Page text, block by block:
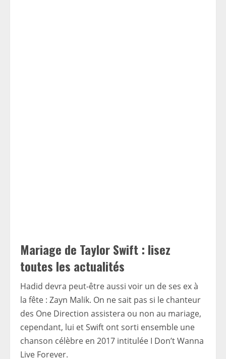
Mariage de Taylor Swift : lisez
toutes les actualités
Hadid devra peut-être aussi voir un de ses ex à
la fête : Zayn Malik. On ne sait pas si le chanteur
des One Direction assistera ou non au mariage,
cependant, lui et Swift ont sorti ensemble une
chanson célèbre en 2017 intitulée I Don’t Wanna
Live Forever.